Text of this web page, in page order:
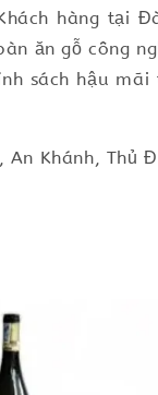
hàng tại
ăn gỗ công
sách hậu
Khánh, Thủ